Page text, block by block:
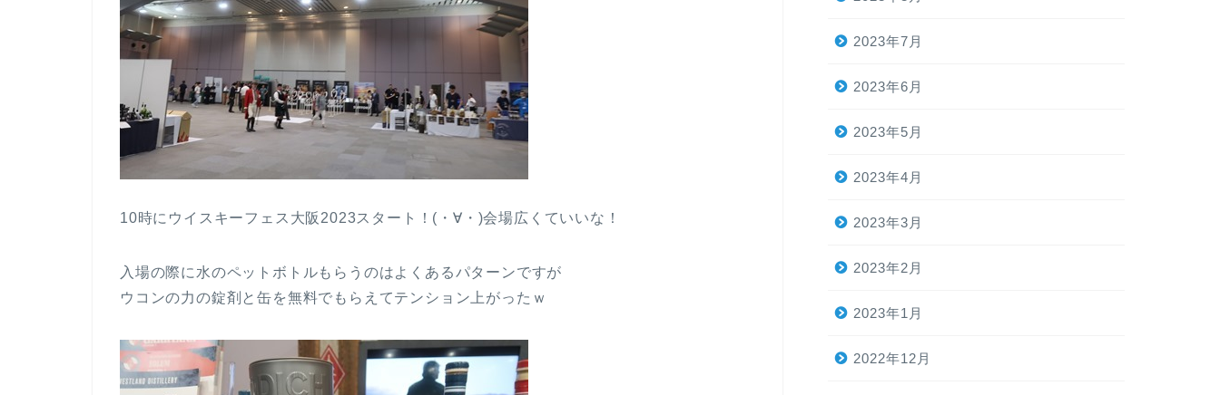
10時にウイスキーフェス大阪2023スタート！(・∀・)会場広くていいな！
入場の際に水のペットボトルもらうのはよくあるパターンですが
ウコンの力の錠剤と缶を無料でもらえてテンション上がったｗ
2023年7月
2023年6月
2023年5月
2023年4月
2023年3月
2023年2月
2023年1月
2022年12月